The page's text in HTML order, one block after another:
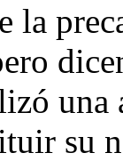
la
su